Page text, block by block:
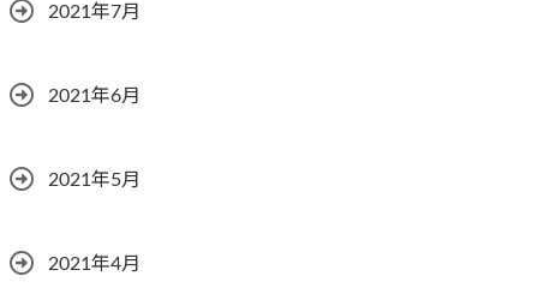
2021年7月
2021年6月
2021年5月
2021年4月